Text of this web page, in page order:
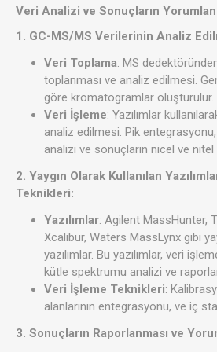
Veri Analizi ve Sonuçların
1. GC-MS/MS Verilerinin Analiz
Veri Toplama: MS
toplanması ve analiz edilmesi.
göre kromatogramlar oluşturulur.
Veri İşleme: Yazılımlar
analiz edilmesi. Pik
analizi ve sonuçların nicel ve nitel
2. Yaygın Olarak Kullanılan
Teknikleri:
Yazılımlar: Agilent MassHunter,
Xcalibur, Waters MassLynx gibi
yazılımlar. Bu yazılımlar, veri
kütle spektrumu analizi ve
Veri İşleme Teknikleri:
alanlarının entegrasyonu, ve iç
3. Sonuçların Raporlanması ve